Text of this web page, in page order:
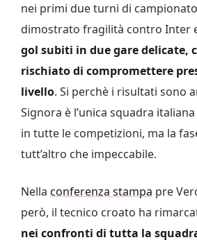
nei primi due turni di
dimostrato fragilità contro Inter
gol subiti in due gare delicate,
rischiato di compromettere
livello. Si perchè i risultati sono
Signora è l’unica squadra
in tutte le competizioni, ma la
tutt’altro che impeccabile.
Nella conferenza stampa pre
però, il tecnico croato ha
nei confronti di tutta la